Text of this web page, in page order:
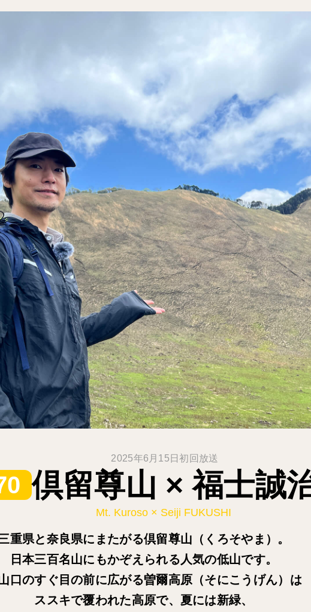
2025年6月15日初回放送
倶留尊山 × 福士誠
Mt. Kuroso × Seiji FUKUSHI
重県と奈良県にまたがる倶留尊山（くろそやま）。
日本三百名山にもかぞえられる人気の低山です。
口のすぐ目の前に広がる曽爾高原（そにこうげん）は
ススキで覆われた高原で、夏には新緑、